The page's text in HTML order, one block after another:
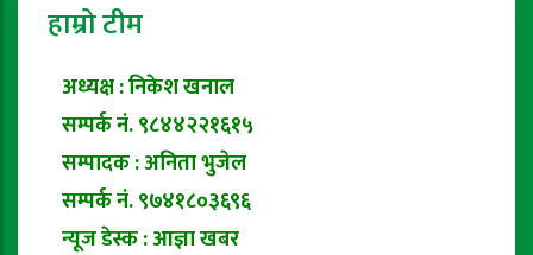
हाम्रो टीम
अध्यक्ष : निकेश खनाल
सम्पर्क नं. ९८४४२२१६१५
सम्पादक : अनिता भुजेल
सम्पर्क नं. ९७४१८०३६९६
न्यूज डेस्क : आज्ञा खबर